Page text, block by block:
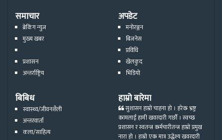
समाचार
ब्रेकिंग न्युज
मुख्य खबर
प्रशासन
अन्तर्राष्ट्रिय
अपडेट
मनोरञ्जन
बिजनेस
प्रविधि
खेलकुद
भिडियो
बिबिध
स्वास्थ्य/जीवनशैली
अन्तरवार्ता
कला/साहित्य
हाम्रो बारेमा
सुशासन हाम्रो चाहना हो । हरेक भ्रष्ट्र
कामलाई हामी खवरदारी गर्छौ । स्वच्छ
प्रशासन र स्वतन्त्र कर्मचारीतन्त्र हाम्रो प्रमुख
नारा हो । हाम्रो एक मात्र उद्धेश्य खवरदारी